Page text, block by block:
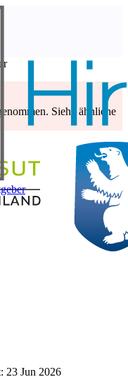
Siehe ähnliche
23 Jun 2026